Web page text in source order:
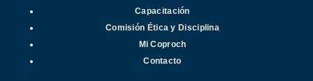
Capacitación
Comisión Ética y Disciplina
Mi Coproch
Contacto